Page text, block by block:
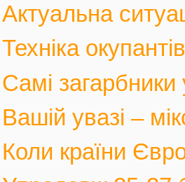
Актуальна
Техніка
Самі
Вашій увазі –
Коли країни